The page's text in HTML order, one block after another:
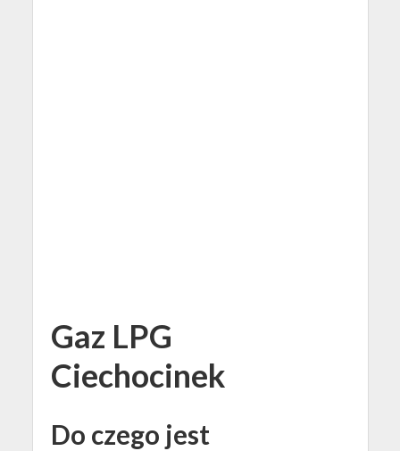
Gaz LPG
Ciechocinek
Do czego jest